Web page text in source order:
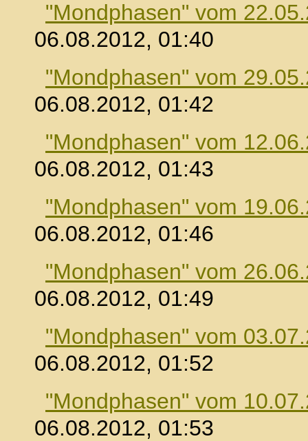
"Mondphasen" vom
06.08.2012, 01:40
"Mondphasen" vom
06.08.2012, 01:42
"Mondphasen" vom
06.08.2012, 01:43
"Mondphasen" vom
06.08.2012, 01:46
"Mondphasen" vom
06.08.2012, 01:49
"Mondphasen" vom
06.08.2012, 01:52
"Mondphasen" vom
06.08.2012, 01:53